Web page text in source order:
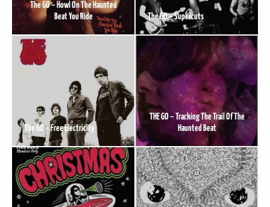
The GO – Howl On The Haunted
Beat You Ride
The GO – Supercuts
The GO – Free Electricity
THE GO – Tracking The Trail Of The
Haunted Beat